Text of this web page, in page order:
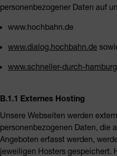
personenbezogener Daten auf
www.hochbahn.de
www.dialog.hochbahn.de
www.schneller-durch-
B.1.1 Externes Hosting
Unsere Webseiten werden
personenbezogenen Daten, die
Angeboten erfasst werden,
jeweiligen Hosters gespeichert.